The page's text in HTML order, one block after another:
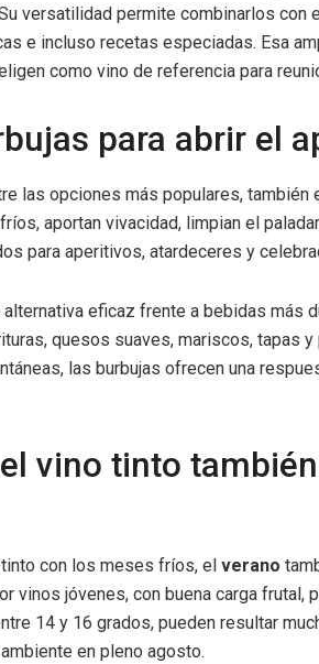
versatilidad permite combinarlos con
e incluso recetas especiadas. Esa
como vino de referencia para
para abrir el
las opciones más populares, también
aportan vivacidad, limpian el
para aperitivos, atardeceres y
eficaz frente a bebidas más
quesos suaves, mariscos, tapas
las burbujas ofrecen una
vino tinto
tinto con los meses fríos, el verano
vinos jóvenes, con buena carga frutal,
14 y 16 grados, pueden resultar
en pleno agosto.